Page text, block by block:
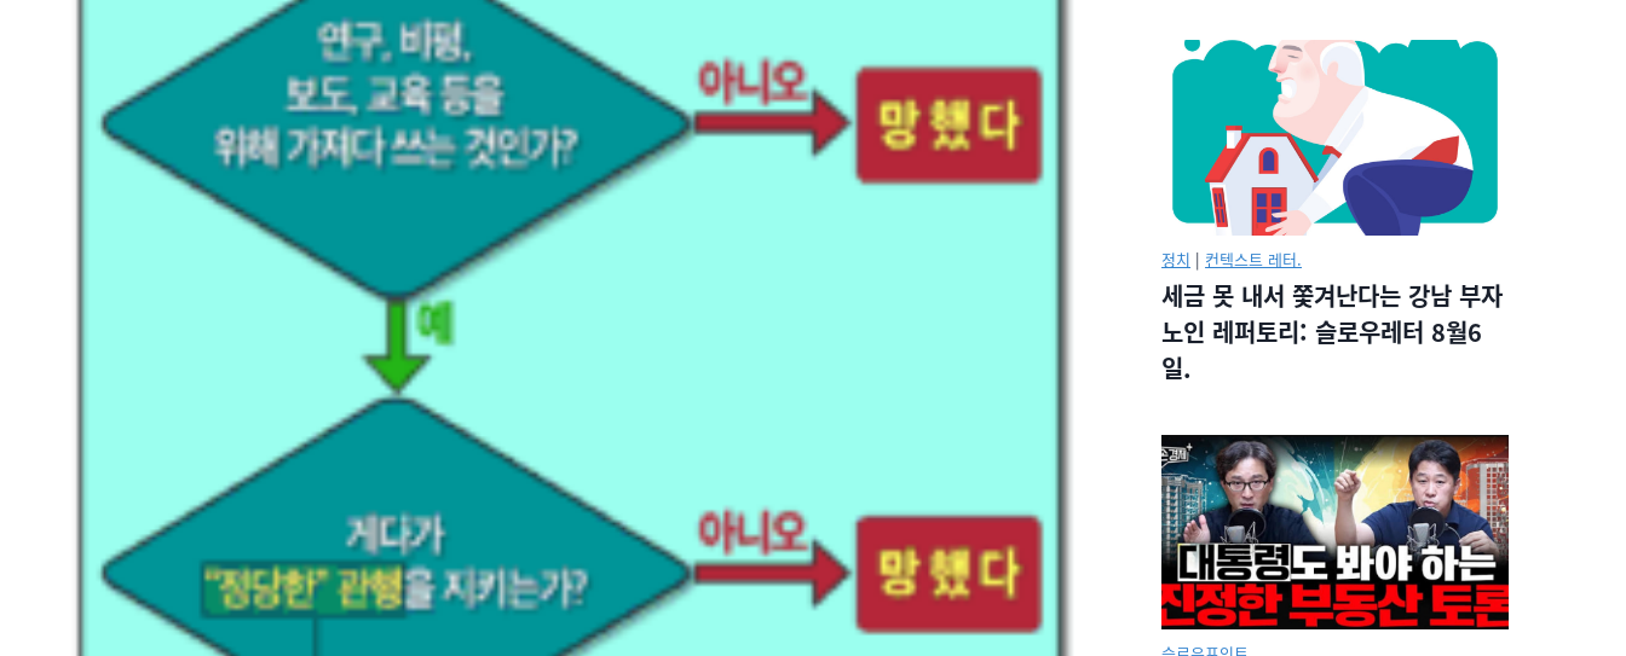
정치 | 컨텍스트 레터.
세금 못 내서 쫓겨난다는 강남 부자
노인 레퍼토리: 슬로우레터 8월6
일.